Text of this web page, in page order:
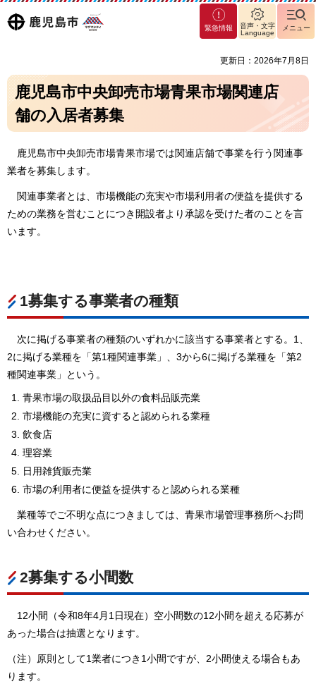
鹿児島
マグ
マシ
緊急情報
音声・文字
Language
メニュー
更新日：2026年7月8日
鹿児島市中央卸売市場青果市場関連店
舗の入居者募集
鹿児島市中央卸売市場青果市場では関連店舗で事業を行う関連事
業者を募集します。
関連事業者とは、市場機能の充実や市場利用者の便益を提供する
ための業務を営むことにつき開設者より承認を受けた者のことを言
います。
1募集する事業者の種類
次に掲げる事業者の種類のいずれかに該当する事業者とする。1、
2に掲げる業種を「第1種関連事業」、3から6に掲げる業種を「第2
種関連事業」という。
青果市場の取扱品目以外の食料品販売業
市場機能の充実に資すると認められる業種
飲食店
理容業
日用雑貨販売業
市場の利用者に便益を提供すると認められる業種
業種等でご不明な点につきましては、青果市場管理事務所へお問
い合わせください。
2募集する小間数
12小間（令和8年4月1日現在）空小間数の12小間を超える応募が
あった場合は抽選となります。
（注）原則として1業者につき1小間ですが、2小間使える場合もあ
ります。